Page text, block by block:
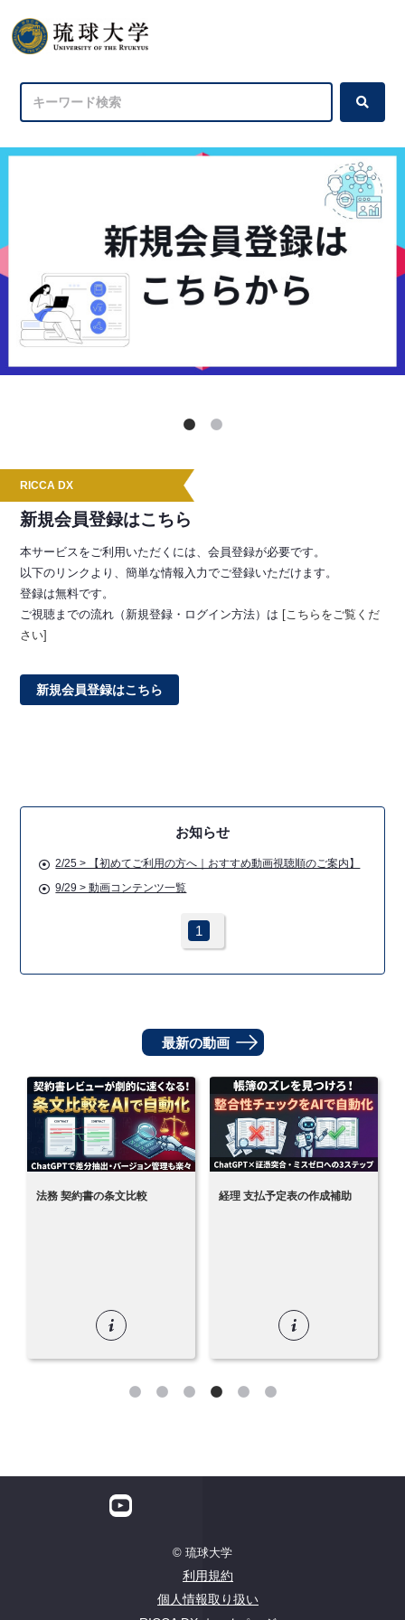
RICCA DX
新規会員登録はこちら
本サービスをご利用いただくには、会員登録が必要です。
以下のリンクより、簡単な情報入力でご登録いただけます。
登録は無料です。
ご視聴までの流れ（新規登録・ログイン方法）は [こちらをご覧くだ
さい]
新規会員登録はこちら
お知らせ
2/25 > 【初めてご利用の方へ｜おすすめ動画視聴順のご案内】
9/29 > 動画コンテンツ一覧
1
最新の動画
法務 契約書の条文比較 経理 支払予定表の作成補助
© 琉球大学
利用規約
個人情報取り扱い